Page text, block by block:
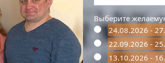
Выберите
24.08.2026 -
22.09.2026 -
13.10.2026 -